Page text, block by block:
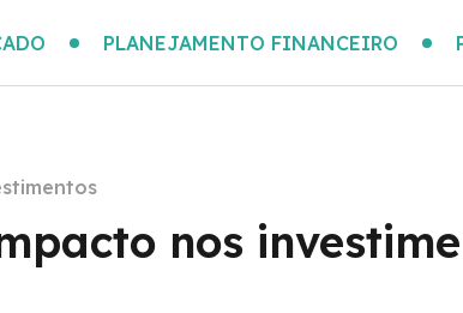
PLANEJAMENTO FINANCEIRO
nos